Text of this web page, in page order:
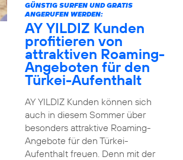
GÜNSTIG SURFEN UND GRATIS
ANGERUFEN WERDEN:
AY YILDIZ Kunden
profitieren von
attraktiven Roaming-
Angeboten für den
Türkei-Aufenthalt
AY YILDIZ Kunden können sich
auch in diesem Sommer über
besonders attraktive Roaming-
Angebote für den Türkei-
Aufenthalt freuen. Denn mit der